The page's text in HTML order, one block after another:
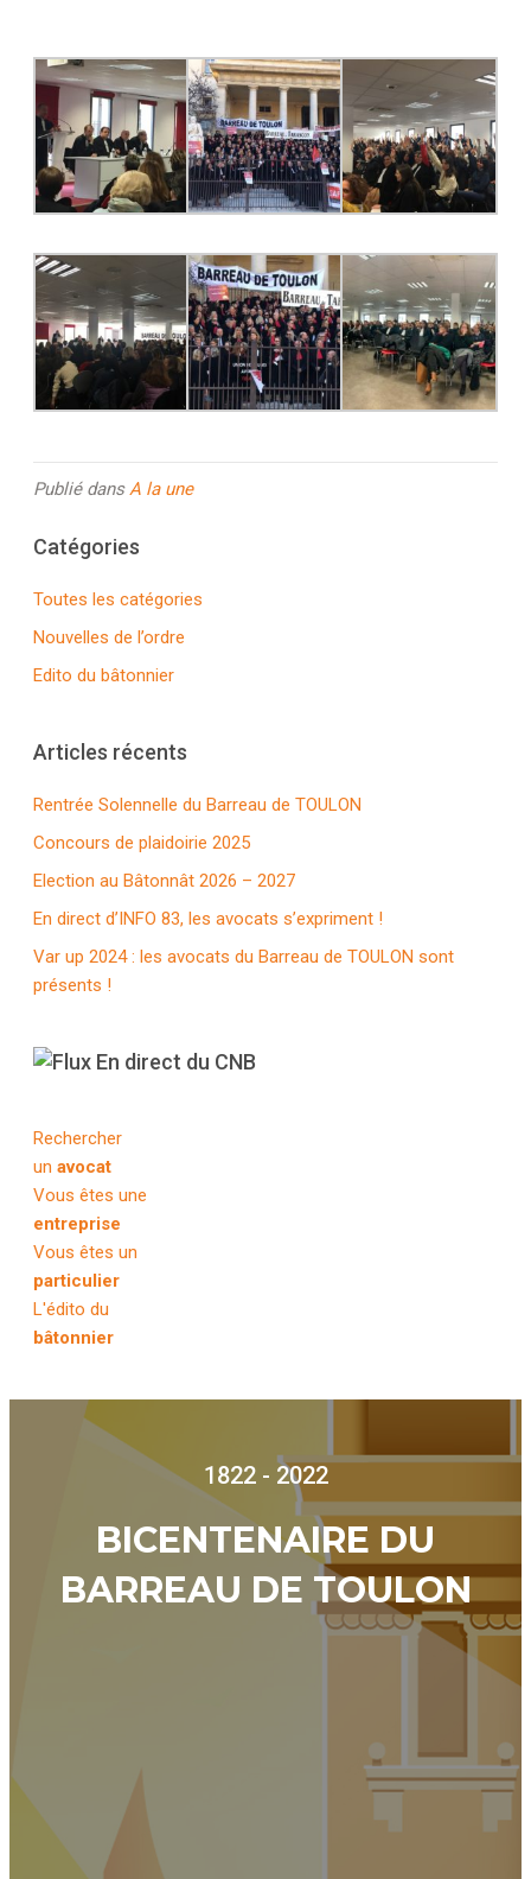
Publié dansA la une
Catégories
Toutes les catégories
Nouvelles de l’ordre
Edito du bâtonnier
Articles récents
Rentrée Solennelle du Barreau de TOULON
Concours de plaidoirie 2025
Election au Bâtonnât 2026 – 2027
En direct d’INFO 83, les avocats s’expriment !
Var up 2024 : les avocats du Barreau de TOULON sont
présents !
En direct du CNB
Rechercher
un avocat
Vous êtes une
entreprise
Vous êtes un
particulier
L'édito du
bâtonnier
1822 - 2022
BICENTENAIRE DU
BARREAU DE TOULON